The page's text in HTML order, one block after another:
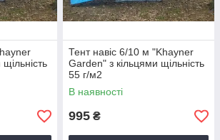
Тент навіс 6/10 м "Khayner
Garden" з кільцями щільність
55 г/м2
В наявності
995 ₴